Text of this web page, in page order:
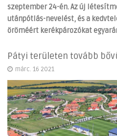
szeptember 24-én. Az új
utánpótlás-nevelést, és a
öröméért kerékpározókat
Pátyi területen tovább
márc. 16 2021